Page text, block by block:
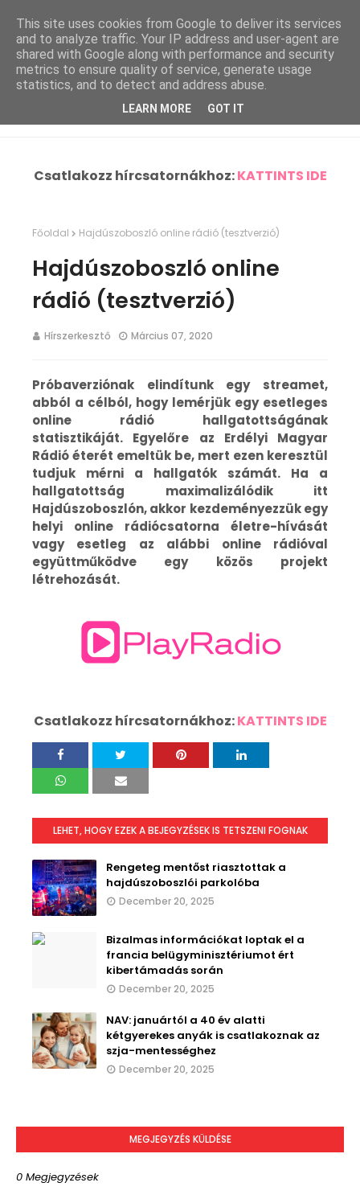
Csatlakozz hírcsatornákhoz:KATTINTS IDE
Főoldal Hajdúszoboszló online rádió (tesztverzió)
Hajdúszoboszló online
rádió (tesztverzió)
Hírszerkesztő Március 07, 2020
Próbaverziónak elindítunk egy streamet,
abból a célból, hogy lemérjük egy esetleges
online rádió hallgatottságának
statisztikáját. Egyelőre az Erdélyi Magyar
Rádió éterét emeltük be, mert ezen keresztül
tudjuk mérni a hallgatók számát. Ha a
hallgatottság maximalizálódik itt
Hajdúszoboszlón, akkor kezdeményezzük egy
helyi online rádiócsatorna életre-hívását
vagy esetleg az alábbi online rádióval
együttműködve egy közös projekt
létrehozását.
Csatlakozz hírcsatornákhoz:KATTINTS IDE
LEHET, HOGY EZEK A BEJEGYZÉSEK IS TETSZENI FOGNAK
Rengeteg mentőst riasztottak a
hajdúszoboszlói parkolóba
December 20, 2025
Bizalmas információkat loptak el a
francia belügyminisztériumot ért
kibertámadás során
December 20, 2025
NAV: januártól a 40 év alatti
kétgyerekes anyák is csatlakoznak az
szja-mentességhez
December 20, 2025
MEGJEGYZÉS KÜLDÉSE
0 Megjegyzések
This site uses cookies from Google to deliver its services
and to analyze traffic. Your IP address and user-agent are
shared with Google along with performance and security
metrics to ensure quality of service, generate usage
statistics, and to detect and address abuse.
LEARN MORE GOT IT